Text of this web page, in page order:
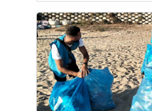
Zodiac.